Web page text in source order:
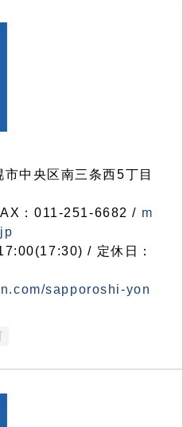
中央区南三条西5丁目
：011-251-6682 / m
/ 定休日：
sapporoshi-yon